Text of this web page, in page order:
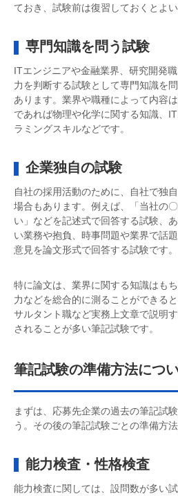
ておき、試験前は復習しておくとよい
専門知識を問う試験
ITエンジニアや金融業界、研究開発
力を判断する試験として専門知識を
あります。業界や職種によって内容
であれば物理や化学に関する知識、
ラミングスキルなどです。
企業独自の試験
自社の採用活動のために、自社で独
場合もあります。例えば、「当社の
い」などを記述式で回答する試験、
い業務や抱負、時事問題や業界で話
意見を論文形式で回答する試験です。
特に論文は、業界に関する知識はも
力などを総合的に測ることができる
サルタント職など実務上文章で説明
されることが多い筆記試験です。
筆記試験の準備方法につ
まずは、応募先企業の過去の筆記試
う。その後の筆記試験ごとの準備方
能力検査・性格検査
能力検査に関しては、設問数が多い